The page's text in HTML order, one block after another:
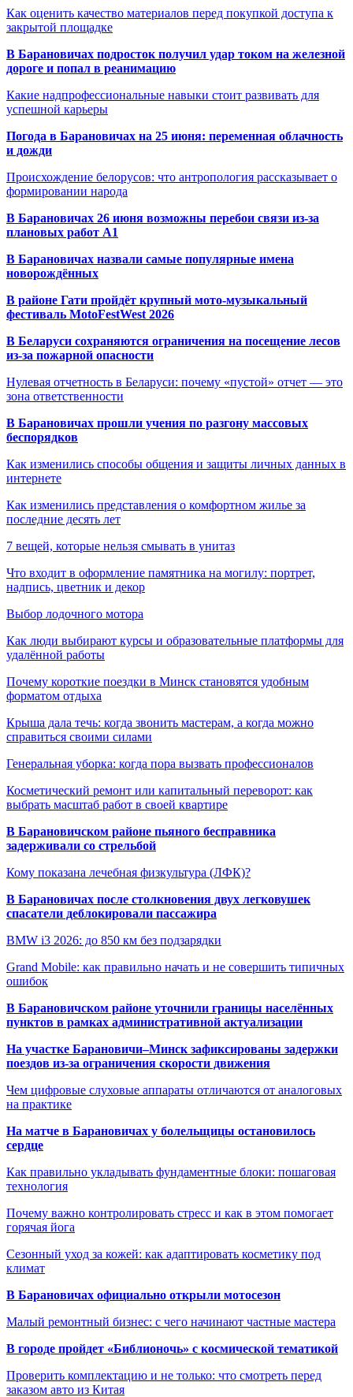
Как оценить качество материалов перед покупкой доступа к
закрытой площадке
В Барановичах подросток получил удар током на железной
дороге и попал в реанимацию
Какие надпрофессиональные навыки стоит развивать для
успешной карьеры
Погода в Барановичах на 25 июня: переменная облачность
и дожди
Происхождение белорусов: что антропология рассказывает о
формировании народа
В Барановичах 26 июня возможны перебои связи из-за
плановых работ A1
В Барановичах назвали самые популярные имена
новорождённых
В районе Гати пройдёт крупный мото-музыкальный
фестиваль MotoFestWest 2026
В Беларуси сохраняются ограничения на посещение лесов
из-за пожарной опасности
Нулевая отчетность в Беларуси: почему «пустой» отчет — это
зона ответственности
В Барановичах прошли учения по разгону массовых
беспорядков
Как изменились способы общения и защиты личных данных в
интернете
Как изменились представления о комфортном жилье за
последние десять лет
7 вещей, которые нельзя смывать в унитаз
Что входит в оформление памятника на могилу: портрет,
надпись, цветник и декор
Выбор лодочного мотора
Как люди выбирают курсы и образовательные платформы для
удалённой работы
Почему короткие поездки в Минск становятся удобным
форматом отдыха
Крыша дала течь: когда звонить мастерам, а когда можно
справиться своими силами
Генеральная уборка: когда пора вызвать профессионалов
Косметический ремонт или капитальный переворот: как
выбрать масштаб работ в своей квартире
В Барановичском районе пьяного бесправника
задерживали со стрельбой
Кому показана лечебная физкультура (ЛФК)?
В Барановичах после столкновения двух легковушек
спасатели деблокировали пассажира
BMW i3 2026: до 850 км без подзарядки
Grand Mobile: как правильно начать и не совершить типичных
ошибок
В Барановичском районе уточнили границы населённых
пунктов в рамках административной актуализации
На участке Барановичи–Минск зафиксированы задержки
поездов из-за ограничения скорости движения
Чем цифровые слуховые аппараты отличаются от аналоговых
на практике
На матче в Барановичах у болельщицы остановилось
сердце
Как правильно укладывать фундаментные блоки: пошаговая
технология
Почему важно контролировать стресс и как в этом помогает
горячая йога
Сезонный уход за кожей: как адаптировать косметику под
климат
В Барановичах официально открыли мотосезон
Малый ремонтный бизнес: с чего начинают частные мастера
В городе пройдет «Библионочь» с космической тематикой
Проверить комплектацию и не только: что смотреть перед
заказом авто из Китая